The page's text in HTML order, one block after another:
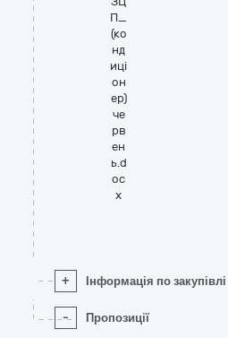
П_
(ко
нд
иці
он
ер)
че
рв
ен
ь.d
oc
x
+ Інформація по закупівлі
- Пропозиції